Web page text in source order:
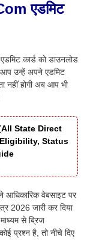
एडमिट
कार्ड को डाउनलोड
आप उन्हें अपने एडमिट
नहीं होगी अब आप भी
(All State Direct
Status
ने आधिकारिक वेबसाइट पर
2026 जारी कर दिया
से ब्रिज
प्रश्न है, तो नीचे दिए